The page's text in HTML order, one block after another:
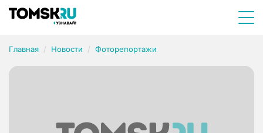
Главная Новости Фоторепортажи